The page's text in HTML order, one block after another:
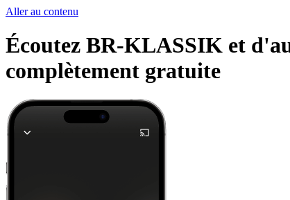
Aller au contenu
Écoutez BR-KLASSIK et
complètement gratuite